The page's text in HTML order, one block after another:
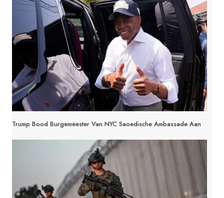
Trump Bood Burgemeester Van NYC Saoedische Ambassade Aan